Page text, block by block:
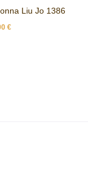
Liu Jo 1386
€.
€
90,00 €.